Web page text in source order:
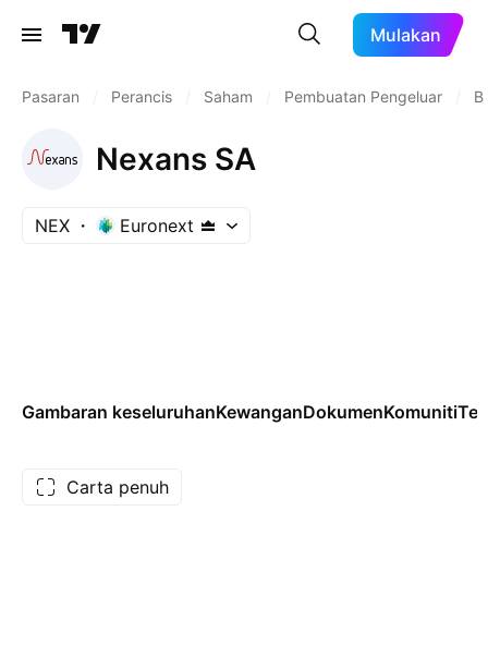
Mulakan
Pasaran Perancis Saham Pembuatan Pengeluar
Nexans SA
NEX Euronext
Gambaran keseluruhanKewanganDokumenKomuniti
Carta penuh